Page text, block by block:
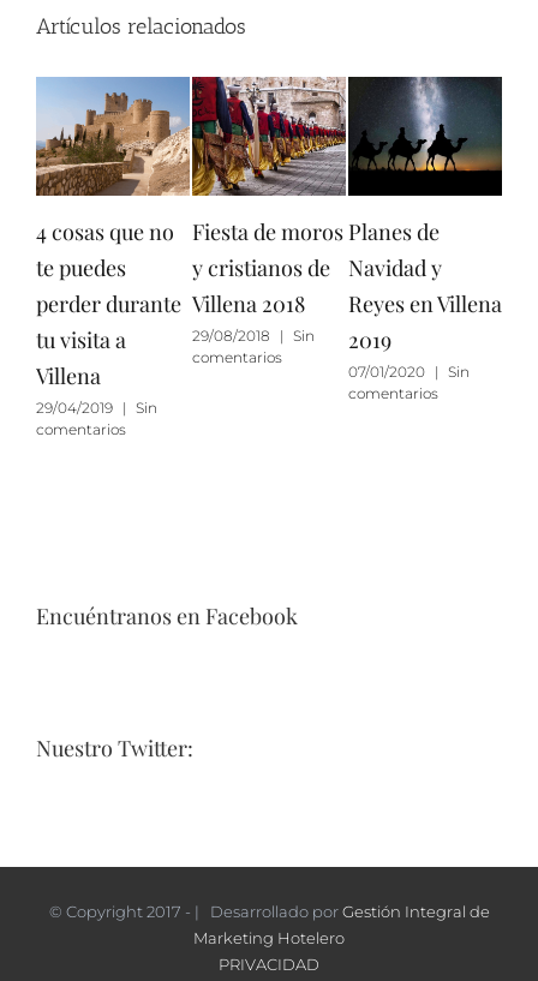
Artículos relacionados
4 cosas que no
te puedes
perder durante
tu visita a
Villena
29/04/2019 | Sin
comentarios
Fiesta de moros
y cristianos de
Villena 2018
29/08/2018 | Sin
comentarios
Planes de
Navidad y
Reyes en Villena
2019
07/01/2020 | Sin
comentarios
Encuéntranos en Facebook
Nuestro Twitter:
© Copyright 2017 - | Desarrollado porGestión Integral de
Marketing Hotelero
PRIVACIDAD